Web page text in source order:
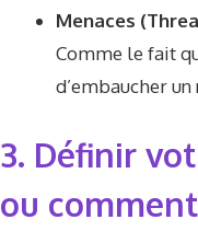
Menaces
Comme le fait
d’embaucher
3. Définir
ou